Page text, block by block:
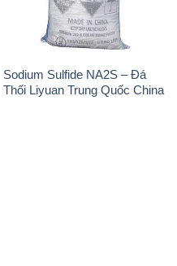
Sodium Sulfide NA2S – Đá
Thối Liyuan Trung Quốc China